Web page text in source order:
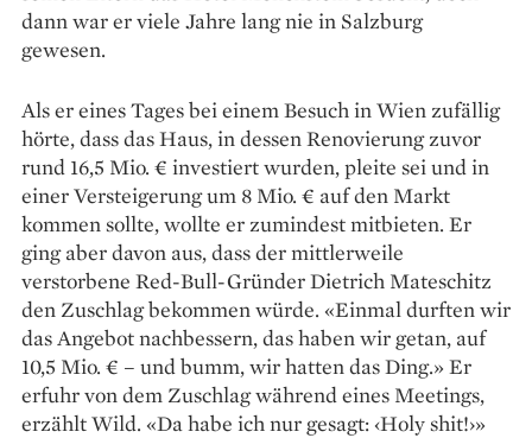
dann war er viele Jahre lang nie in Salzburg
gewesen.
Als er eines Tages bei einem Besuch in Wien zufällig
hörte, dass das Haus, in dessen Renovierung zuvor
rund 16,5 Mio. € investiert wurden, pleite sei und in
einer Versteigerung um 8 Mio. € auf den Markt
kommen sollte, wollte er zumindest mitbieten. Er
ging aber davon aus, dass der mittlerweile
verstorbene Red-Bull-Gründer Dietrich Mateschitz
den Zuschlag bekommen würde. «Einmal durften wir
das Angebot nachbessern, das haben wir getan, auf
10,5 Mio. € – und bumm, wir hatten das Ding.» Er
erfuhr von dem Zuschlag während eines Meetings,
erzählt Wild. «Da habe ich nur gesagt: ‹Holy shit!›»